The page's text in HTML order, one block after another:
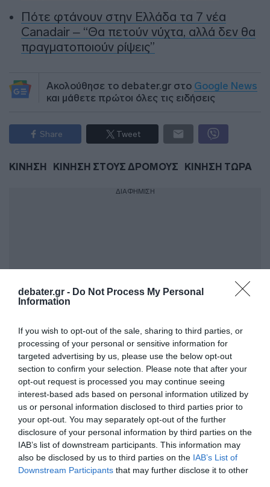
debater.gr - Do Not Process My Personal
Information
If you wish to opt-out of the sale, sharing to third parties, or
processing of your personal or sensitive information for
targeted advertising by us, please use the below opt-out
section to confirm your selection. Please note that after your
opt-out request is processed you may continue seeing
interest-based ads based on personal information utilized by
us or personal information disclosed to third parties prior to
your opt-out. You may separately opt-out of the further
disclosure of your personal information by third parties on the
IAB’s list of downstream participants. This information may
also be disclosed by us to third parties on the IAB’s List of
Downstream Participants that may further disclose it to other
Πότε φτάνουν στην Ελλάδα τα 7 νέα
Canadair – “Θα πετούν νύχτα, αλλά δεν θα
πραγματοποιούν ρίψεις”
Ακολούθησε το debater.gr στο Google News
και μάθετε πρώτοι όλες τις ειδήσεις
Share Tweet
ΚΙΝΗΣΗ ΚΙΝΗΣΗ ΣΤΟΥΣ ΔΡΟΜΟΥΣ ΚΙΝΗΣΗ ΤΩΡΑ
ΔΙΑΦΗΜΙΣΗ
ΣΧΟΛΙΑ